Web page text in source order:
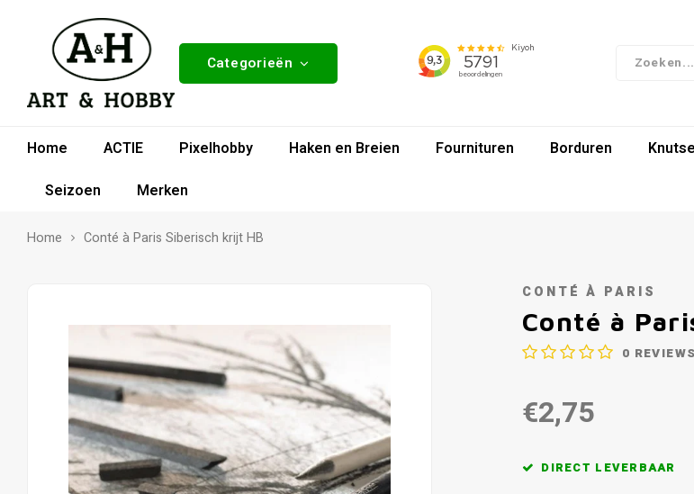
Categorieën
Home ACTIE Pixelhobby Haken en Breien Fournituren Borduren
Seizoen
Merken
Home Conté à Paris Siberisch krijt HB
CONTÉ À PARIS
Conté à
0 REVIEWS
€2,75
DIRECT LEVERBAAR